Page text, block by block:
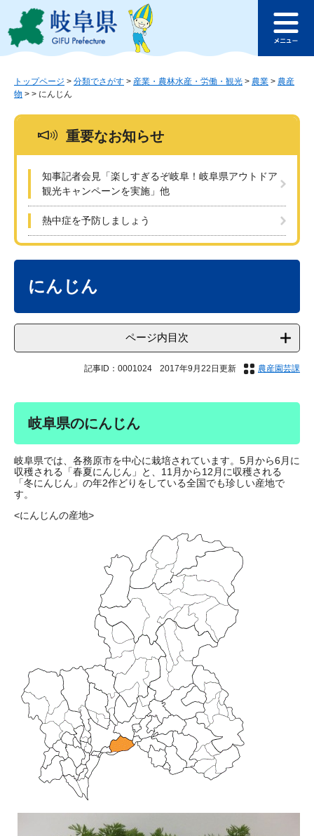
ジ
ュ
このページの本文へ
ュ
トップページ > 分類でさがす > 産業・農林水産・労働・観光 > 農業 > 農産
物 > > にんじん
重要なお知らせ
知事記者会見「楽しすぎるぞ岐阜！岐阜県アウトドア
観光キャンペーンを実施」他
熱中症を予防しましょう
にんじん
ページ内目次
記事ID：0001024 2017年9月22日更新 農産園芸課
岐阜県のにんじん
岐阜県では、各務原市を中心に栽培されています。5月から6月に
収穫される「春夏にんじん」と、11月から12月に収穫される
「冬にんじん」の年2作どりをしている全国でも珍しい産地で
す。
<にんじんの産地>